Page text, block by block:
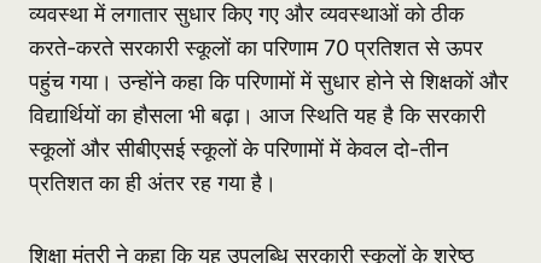
व्यवस्था में लगातार सुधार किए गए और व्यवस्थाओं को ठीक
करते-करते सरकारी स्कूलों का परिणाम 70 प्रतिशत से ऊपर
पहुंच गया। उन्होंने कहा कि परिणामों में सुधार होने से शिक्षकों और
विद्यार्थियों का हौसला भी बढ़ा। आज स्थिति यह है कि सरकारी
स्कूलों और सीबीएसई स्कूलों के परिणामों में केवल दो-तीन
प्रतिशत का ही अंतर रह गया है।
शिक्षा मंत्री ने कहा कि यह उपलब्धि सरकारी स्कूलों के श्रेष्ठ